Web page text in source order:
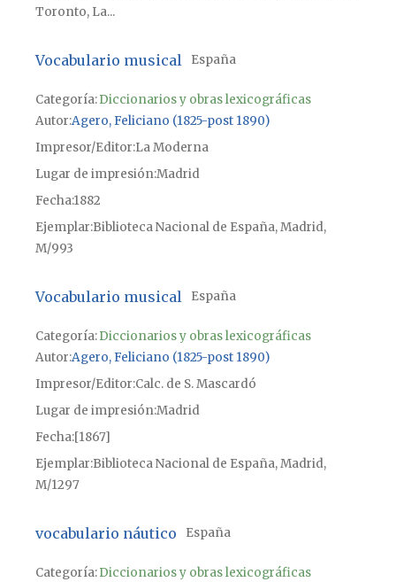
Toronto, La...
Vocabulario musical España
Categoría:Diccionarios y obras lexicográficas
Autor Agero, Feliciano (1825-post 1890)
Impresor/Editor La Moderna
Lugar de impresiónMadrid
Fecha1882
Ejemplar Biblioteca Nacional de España, Madrid,
M/993
Vocabulario musical España
Categoría:Diccionarios y obras lexicográficas
Autor Agero, Feliciano (1825-post 1890)
Impresor/Editor Calc. de S. Mascardó
Lugar de impresiónMadrid
Fecha[1867]
Ejemplar Biblioteca Nacional de España, Madrid,
M/1297
vocabulario náutico España
Categoría:Diccionarios y obras lexicográficas